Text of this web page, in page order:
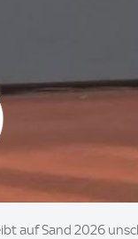
auf Sand 2026